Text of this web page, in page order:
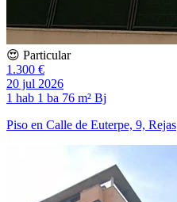
😍 Particular
1.300 €
20 jul 2026
1 hab 1 ba 76 m² Bj
Piso en Calle de Euterpe, 9, Rejas